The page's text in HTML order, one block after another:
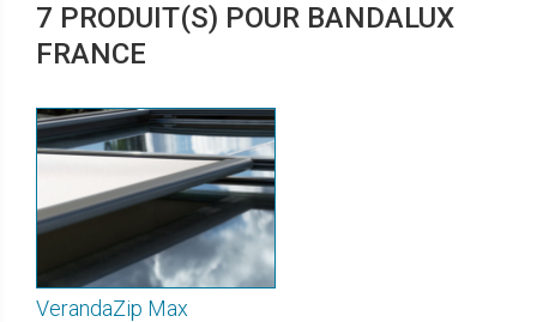
7 PRODUIT(S) POUR BANDALUX
FRANCE
VerandaZip Max